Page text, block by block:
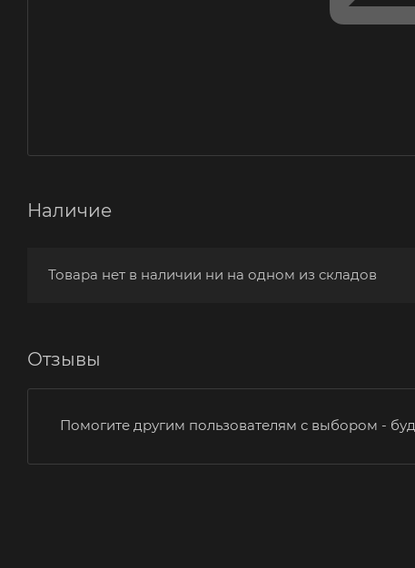
Наличие
Товара нет в наличии ни на одном из складов
Отзывы
Помогите другим пользователям с выбором -